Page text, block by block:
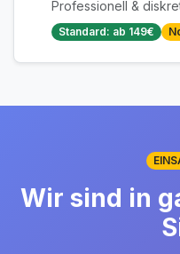
Professionell &
Standard: ab 149€
Wir sind in